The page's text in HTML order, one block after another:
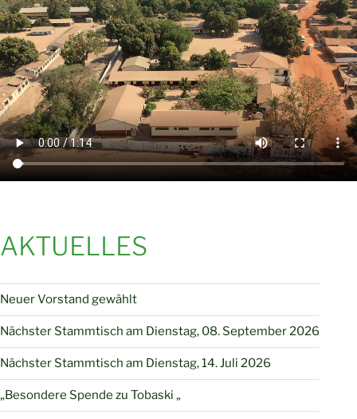
AKTUELLES
Neuer Vorstand gewählt
Nächster Stammtisch am Dienstag, 08. September 2026
Nächster Stammtisch am Dienstag, 14. Juli 2026
„Besondere Spende zu Tobaski „